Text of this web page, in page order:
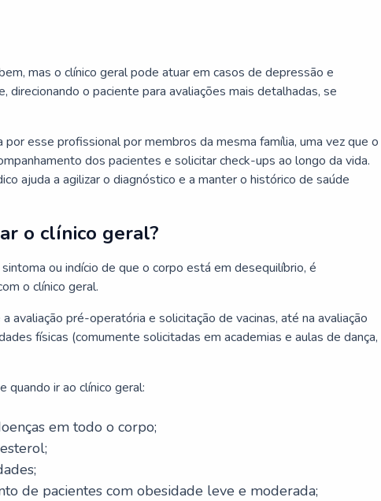
mas o clínico geral pode atuar em casos de depressão e
direcionando o paciente para avaliações mais detalhadas, se
por esse profissional por membros da mesma família, uma vez que o
dos pacientes e solicitar check-ups ao longo da vida.
ajuda a agilizar o diagnóstico e a manter o histórico de saúde
o clínico geral?
ou indício de que o corpo está em desequilíbrio, é
o clínico geral.
avaliação pré-operatória e solicitação de vacinas, até na avaliação
físicas (comumente solicitadas em academias e aulas de dança,
quando ir ao clínico geral:
em todo o corpo;
de pacientes com obesidade leve e moderada;